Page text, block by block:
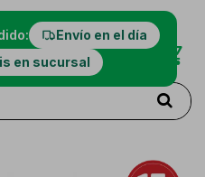
Envío en el día
en sucursal